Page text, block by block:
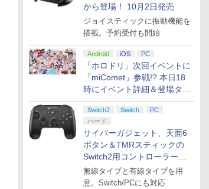
から登場！ 10月2日発売
ジョイスティックに振動機能を
搭載。予約受付も開始
Android iOS PC
「ホロドリ」次回イベントに
「miComet」参戦!? 本日18
時にイベント詳細＆登場タレ
ント公開
Switch2 Switch
PC
ハード
サイバーガジェット、天面6
ボタン＆TMRスティックの
Switch2用コントローラーを9
月下旬発売！
無線タイプと有線タイプを用
意。Switch/PCにも対応